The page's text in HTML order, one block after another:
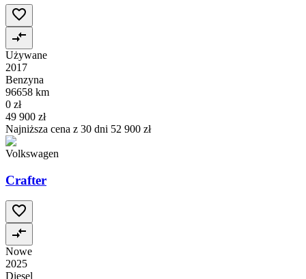
Używane
2017
Benzyna
96658 km
0 zł
49 900 zł
Najniższa cena z 30 dni 52 900 zł
Volkswagen
Crafter
Nowe
2025
Diesel